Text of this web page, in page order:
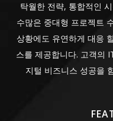
탁월한 전략, 통합적인
수많은 중대형 프로젝트
상황에도 유연하게 대응
스를 제공합니다. 고객의
지털 비즈니스 성공을